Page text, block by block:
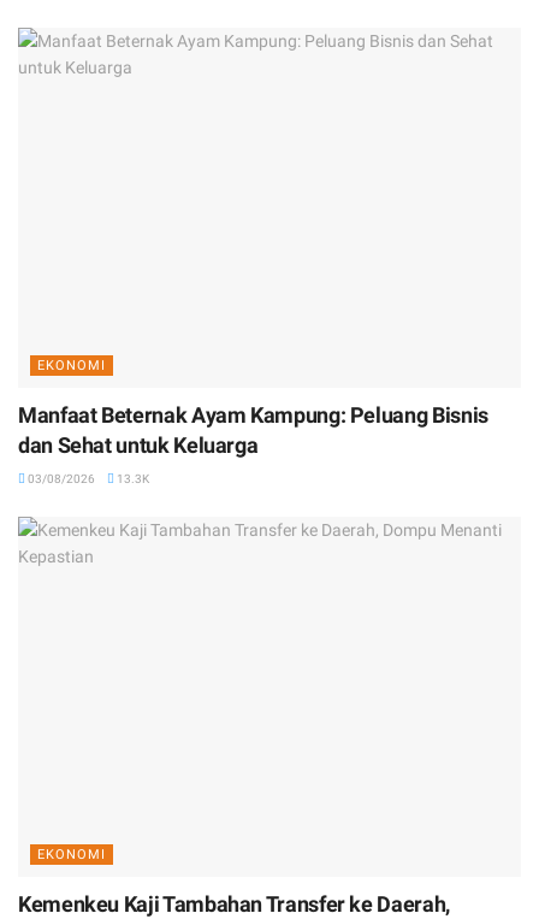
EKONOMI
Manfaat Beternak Ayam Kampung: Peluang Bisnis
dan Sehat untuk Keluarga
03/08/2026 13.3K
EKONOMI
Kemenkeu Kaji Tambahan Transfer ke Daerah,